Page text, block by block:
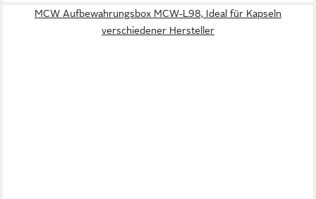
MCW Aufbewahrungsbox MCW-L98, Ideal für Kapseln
verschiedener Hersteller